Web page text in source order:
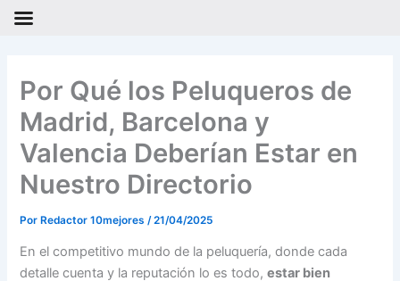
contenido
Por Qué los Peluqueros de
Madrid, Barcelona y
Valencia Deberían Estar en
Nuestro Directorio
PorRedactor 10mejores /21/04/2025
En el competitivo mundo de la peluquería, donde cada
detalle cuenta y la reputación lo es todo,estar bien